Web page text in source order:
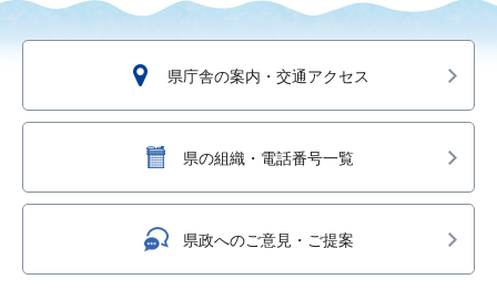
県庁舎の案内・交通アクセス
県の組織・電話番号一覧
県政へのご意見・ご提案